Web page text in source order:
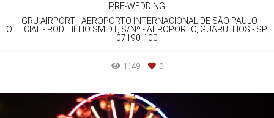
PRE-WEDDING
GRU AIRPORT - AEROPORTO INTERNACIONAL DE SÃO PAULO -
OFFICIAL - ROD. HÉLIO SMIDT, S/Nº - AEROPORTO, GUARULHOS - SP,
07190-100
1149 0